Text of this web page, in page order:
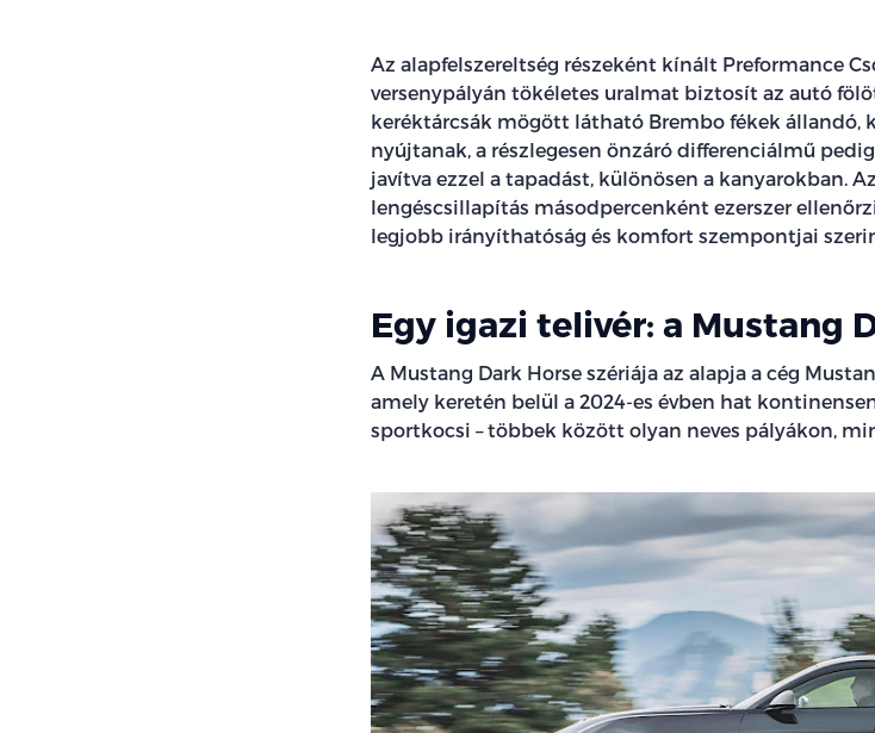
Az alapfelszereltség részeként kínált Preformance
versenypályán tökéletes uralmat biztosít az autó
keréktárcsák mögött látható Brembo fékek
nyújtanak, a részlegesen önzáró differenciálmű
javítva ezzel a tapadást, különösen a kanyarokban.
lengéscsillapítás másodpercenként ezerszer
legjobb irányíthatóság és komfort szempontjai
Egy igazi telivér: a Mustang
A Mustang Dark Horse szériája az alapja a cég
amely keretén belül a 2024-es évben hat
sportkocsi – többek között olyan neves pályákon,